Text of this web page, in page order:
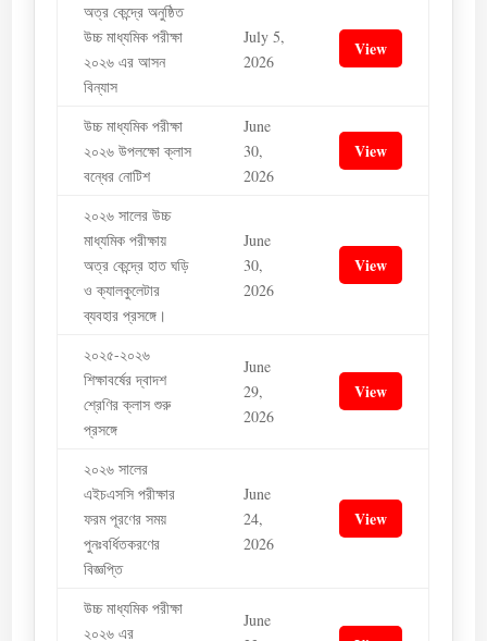
অত্র কেন্দ্রে অনুষ্ঠিত
উচ্চ মাধ্যমিক পরীক্ষা
২০২৬ এর আসন
বিন্যাস
July 5,
2026
View
উচ্চ মাধ্যমিক পরীক্ষা
২০২৬ উপলক্ষো ক্লাস
বন্ধের নোটিশ
June
30,
2026
View
২০২৬ সালের উচ্চ
মাধ্যমিক পরীক্ষায়
অত্র কেন্দ্রে হাত ঘড়ি
ও ক্যালকুলেটার
ব্যবহার প্রসঙ্গে।
June
30,
2026
View
২০২৫-২০২৬
শিক্ষাবর্ষের দ্বাদশ
শ্রেণির ক্লাস শুরু
প্রসঙ্গে
June
29,
2026
View
২০২৬ সালের
এইচএসসি পরীক্ষার
ফরম পূরণের সময়
পুনঃবর্ধিতকরণের
বিজ্ঞপ্তি
June
24,
2026
View
উচ্চ মাধ্যমিক পরীক্ষা
২০২৬ এর
June